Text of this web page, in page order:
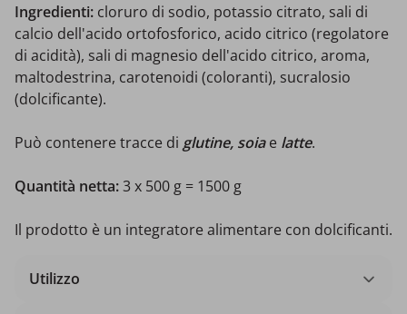
Ingredienti: cloruro di sodio, potassio citrato, sali di
calcio dell'acido ortofosforico, acido citrico (regolatore
di acidità), sali di magnesio dell'acido citrico, aroma,
maltodestrina, carotenoidi (coloranti), sucralosio
(dolcificante).
Può contenere tracce di glutine, soiae latte.
Quantità netta:3 x 500 g = 1500 g
Il prodotto è un integratore alimentare con dolcificanti.
Utilizzo